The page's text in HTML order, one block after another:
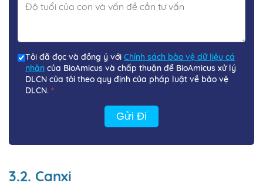
Tôi đã đọc và đồng ý với Chính sách bảo vệ dữ liệu cá
nhân của BioAmicus và chấp thuận để BioAmicus xử lý
DLCN của tôi theo quy định của pháp luật về bảo vệ
DLCN. *
Gửi Đi
3.2. Canxi